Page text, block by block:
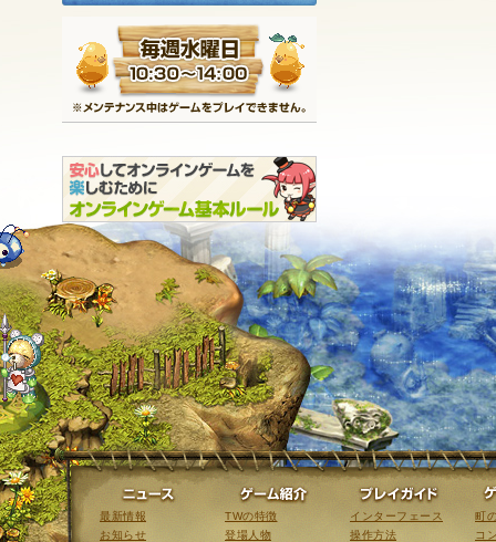
ニュース
最新情報
お知らせ
ゲーム紹介
TWの特徴
登場人物
インターフェース
操作方法
町
コ